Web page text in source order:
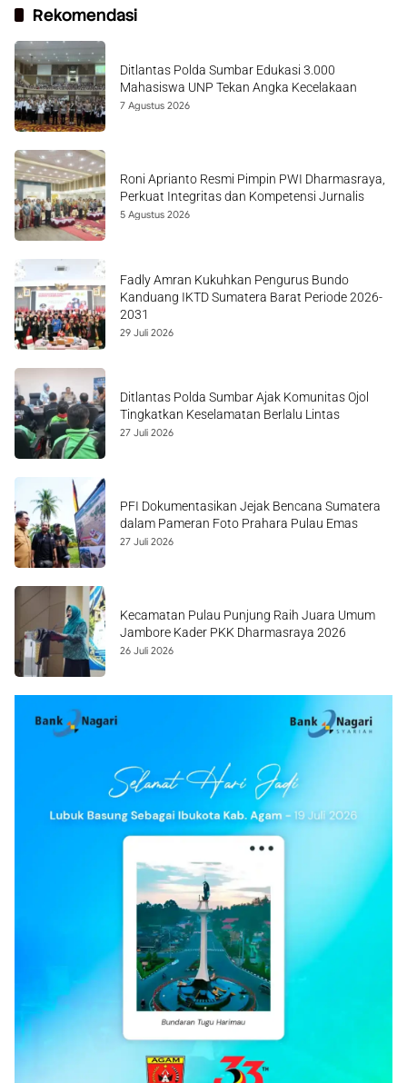
Rekomendasi
Ditlantas Polda Sumbar Edukasi 3.000
Mahasiswa UNP Tekan Angka Kecelakaan
7 Agustus 2026
Roni Aprianto Resmi Pimpin PWI Dharmasraya,
Perkuat Integritas dan Kompetensi Jurnalis
5 Agustus 2026
Fadly Amran Kukuhkan Pengurus Bundo
Kanduang IKTD Sumatera Barat Periode 2026-
2031
29 Juli 2026
Ditlantas Polda Sumbar Ajak Komunitas Ojol
Tingkatkan Keselamatan Berlalu Lintas
27 Juli 2026
PFI Dokumentasikan Jejak Bencana Sumatera
dalam Pameran Foto Prahara Pulau Emas
27 Juli 2026
Kecamatan Pulau Punjung Raih Juara Umum
Jambore Kader PKK Dharmasraya 2026
26 Juli 2026